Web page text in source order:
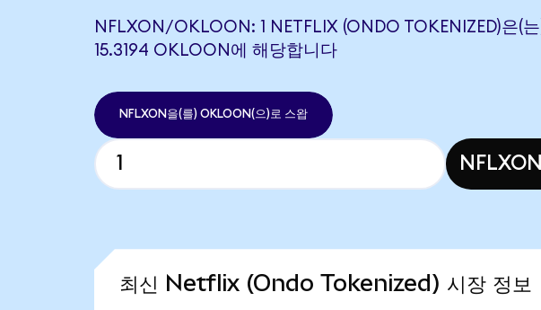
NFLXON/OKLOON: 1 NETFLIX (ONDO TOKENIZED)은(
15.3194 OKLOON에 해당합니다
NFLXON을(를) OKLOON(으)로 스왑
최신 Netflix (Ondo Tokenized) 시장 정보